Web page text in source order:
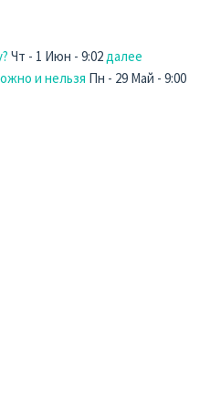
Чт - 1 Июн - 9:02 далее
и нельзя Пн - 29 Май - 9:00